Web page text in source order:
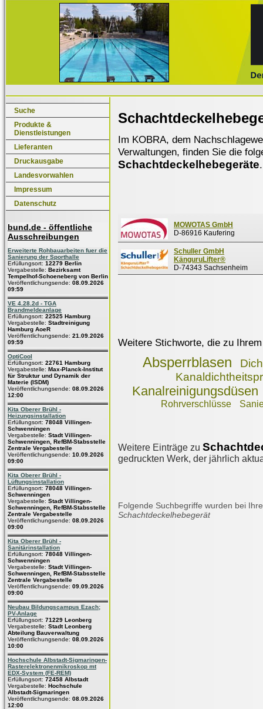
Suche
Produkte &
Dienstleistungen
Lieferanten
Druckausgabe
Landesvorwahlen
Impressum
Datenschutz
bund.de - öffentliche
Ausschreibungen
Erweiterte Rohbauarbeiten fuer die
Sanierung der Sporthalle
Erfüllungsort: 12279 Berlin
Vergabestelle: Bezirksamt
Tempelhof-Schoeneberg von Berlin
Veröffentlichungsende: 08.09.2026
09:59
VE 4.28.2d - TGA
Brandmeldeanlage
Erfüllungsort: 22525 Hamburg
Vergabestelle: Stadtreinigung
Hamburg AoeR
Veröffentlichungsende: 21.09.2026
09:59
OptiCool
Erfüllungsort: 22761 Hamburg
Vergabestelle: Max-Planck-Institut
für Struktur und Dynamik der
Materie (ISDM)
Veröffentlichungsende: 08.09.2026
12:00
Kita Oberer Brühl -
Heizungsinstallation
Erfüllungsort: 78048 Villingen-
Schwenningen
Vergabestelle: Stadt Villingen-
Schwenningen, RefBM-Stabsstelle
Zentrale Vergabestelle
Veröffentlichungsende: 10.09.2026
09:00
Kita Oberer Brühl -
Lüftungsinstallation
Erfüllungsort: 78048 Villingen-
Schwenningen
Vergabestelle: Stadt Villingen-
Schwenningen, RefBM-Stabsstelle
Zentrale Vergabestelle
Veröffentlichungsende: 08.09.2026
09:00
Kita Oberer Brühl -
Sanitärinstallation
Erfüllungsort: 78048 Villingen-
Schwenningen
Vergabestelle: Stadt Villingen-
Schwenningen, RefBM-Stabsstelle
Zentrale Vergabestelle
Veröffentlichungsende: 09.09.2026
09:00
Neubau Bildungscampus Ezach;
PV-Anlage
Erfüllungsort: 71229 Leonberg
Vergabestelle: Stadt Leonberg
Abteilung Bauverwaltung
Veröffentlichungsende: 08.09.2026
10:00
Hochschule Albstadt-Sigmaringen-
Rasterelektronenmikroskop mt
EDX-System (FE-REM)
Erfüllungsort: 72458 Albstadt
Vergabestelle: Hochschule
Albstadt-Sigmaringen
Veröffentlichungsende: 08.09.2026
12:00
Im KOBRA, dem
Verwaltungen, finden Sie die
Schachtdeckelhebegeräte.
MOWOTAS GmbH
D-86916 Kaufering
Schuller GmbH
KänguruLifter®
D-74343 Sachsenheim
Weitere Stichworte, die zu
Absperrblasen
Kanalreinigungsdüsen
Rohrverschlüsse
Weitere Einträge zu
gedruckten Werk, der jährlich
Folgende Suchbegriffe wurden bei
Schachtdeckelhebegerät